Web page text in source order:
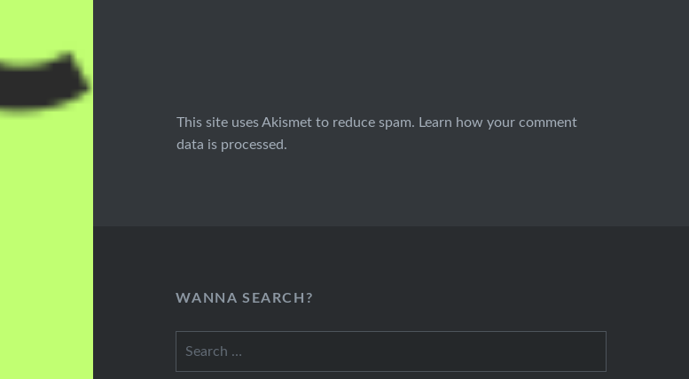
This site uses Akismet to reduce spam. Learn how your comment
data is processed.
WANNA SEARCH?